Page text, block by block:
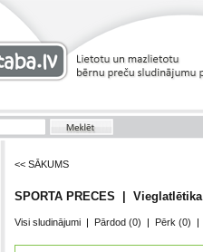
<< SĀKUMS
SPORTA PRECES | Vieglatlētika
Visi sludinājumi | Pārdod (0) | Pērk (0) |